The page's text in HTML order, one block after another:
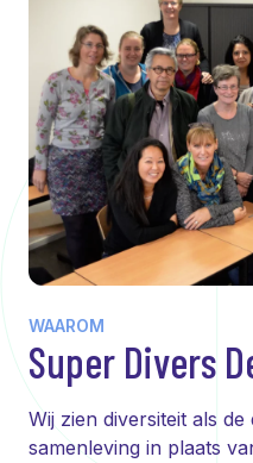
WAAROM
Super Divers
Wij zien diversiteit als
samenleving in plaats